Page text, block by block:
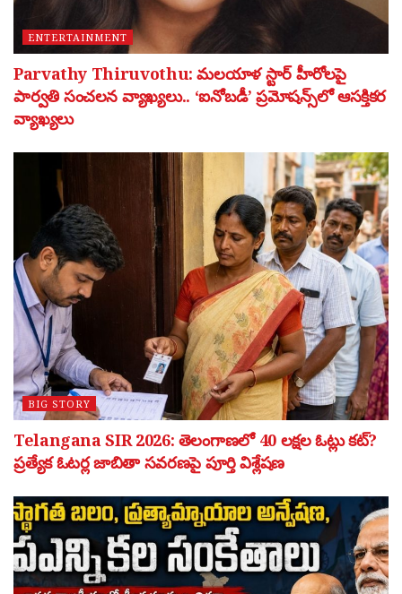
ENTERTAINMENT
Parvathy Thiruvothu: మలయాళ స్టార్ హీరోలపై
పార్వతి సంచలన వ్యాఖ్యలు.. ‘ఐనోబడీ’ ప్రమోషన్స్‌లో ఆసక్తికర
వ్యాఖ్యలు
BIG STORY
Telangana SIR 2026: తెలంగాణలో 40 లక్షల ఓట్లు కట్?
ప్రత్యేక ఓటర్ల జాబితా సవరణపై పూర్తి విశ్లేషణ